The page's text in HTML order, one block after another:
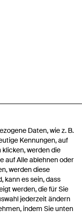
Daten, wie z. B.
Kennungen, auf
werden die
auf Alle ablehnen oder
werden diese
kann es sein, dass
werden, die für Sie
jederzeit ändern
indem Sie unten
T-Shirt und Polos